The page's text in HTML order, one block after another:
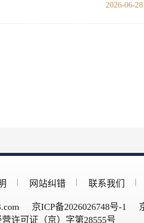
2026-06-
网站纠错 联系我们
京ICP备2026026748号-1
许可证（京）字第28555号